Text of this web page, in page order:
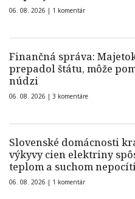
06. 08. 2026 | 1 komentár
Finančná správa:
prepadol štátu, môže
núdzi
06. 08. 2026 | 3 komentáre
Slovenské domácnosti
výkyvy cien elektriny
teplom a suchom
06. 08. 2026 | 1 komentár